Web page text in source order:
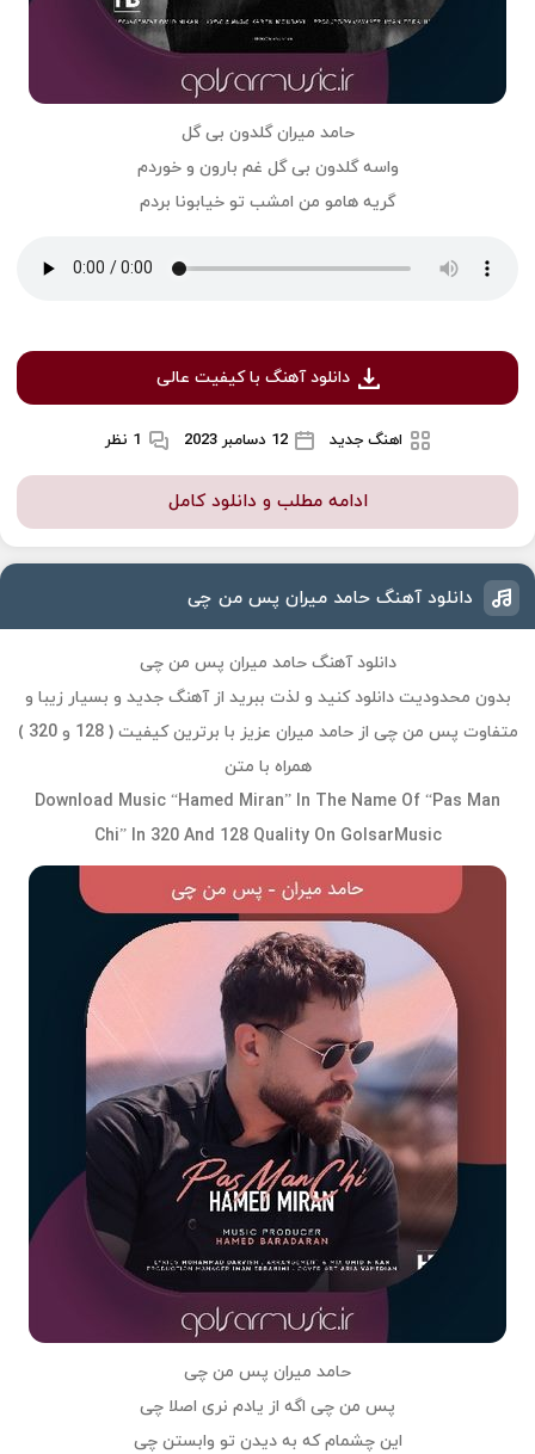
حامد میران گلدون بی گل
واسه گلدون بی گل غم بارون و خوردم
گریه هامو من امشب تو خیابونا بردم
دانلود آهنگ با کیفیت عالی
اهنگ جدید 12 دسامبر 2023 1 نظر
ادامه مطلب و دانلود کامل
دانلود آهنگ حامد میران پس من چی
دانلود آهنگ حامد میران پس من چی
بدون محدودیت دانلود کنید و لذت ببرید از آهنگ جدید و بسیار زیبا و
متفاوت پس من چی از حامد میران عزیز با برترین کیفیت ( 128 و 320 )
همراه با متن
Download Music “Hamed Miran” In The Name Of “Pas Man
Chi” In 320 And 128 Quality On GolsarMusic
حامد میران پس من چی
پس من چی اگه از یادم نری اصلا چی
این چشمام که به دیدن تو وابستن چی